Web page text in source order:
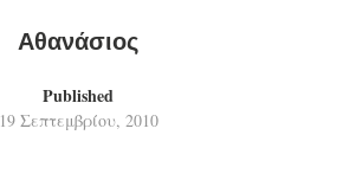
Αθανάσιος
Published
19 Σεπτεμβρίου, 2010